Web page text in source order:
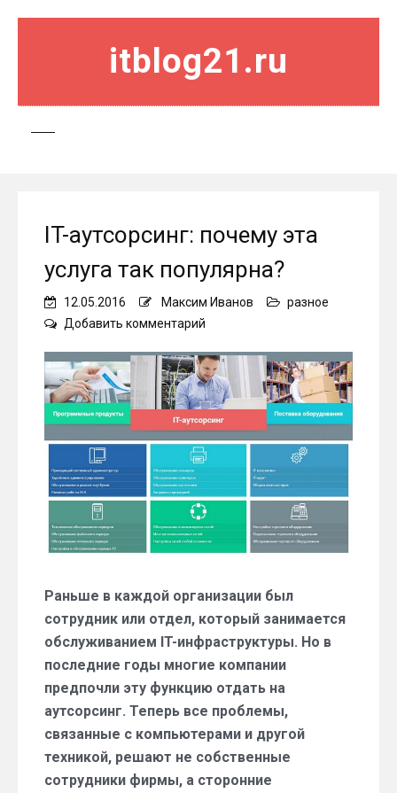
itblog21.ru
IT-аутсорсинг: почему эта
услуга так популярна?
12.05.2016 Максим Иванов
разное
Добавить комментарий
аутсорсинг:
почему
эта
услуга
так
популярна?
Раньше в каждой организации был
сотрудник или отдел, который занимается
обслуживанием IT-инфраструктуры. Но в
последние годы многие компании
предпочли эту функцию отдать на
аутсорсинг. Теперь все проблемы,
связанные с компьютерами и другой
техникой, решают не собственные
сотрудники фирмы, а сторонние